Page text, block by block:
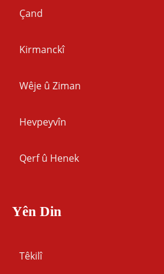
Çand
Kirmanckî
Wêje û Ziman
Hevpeyvîn
Qerf û Henek
Yên Din
Têkilî